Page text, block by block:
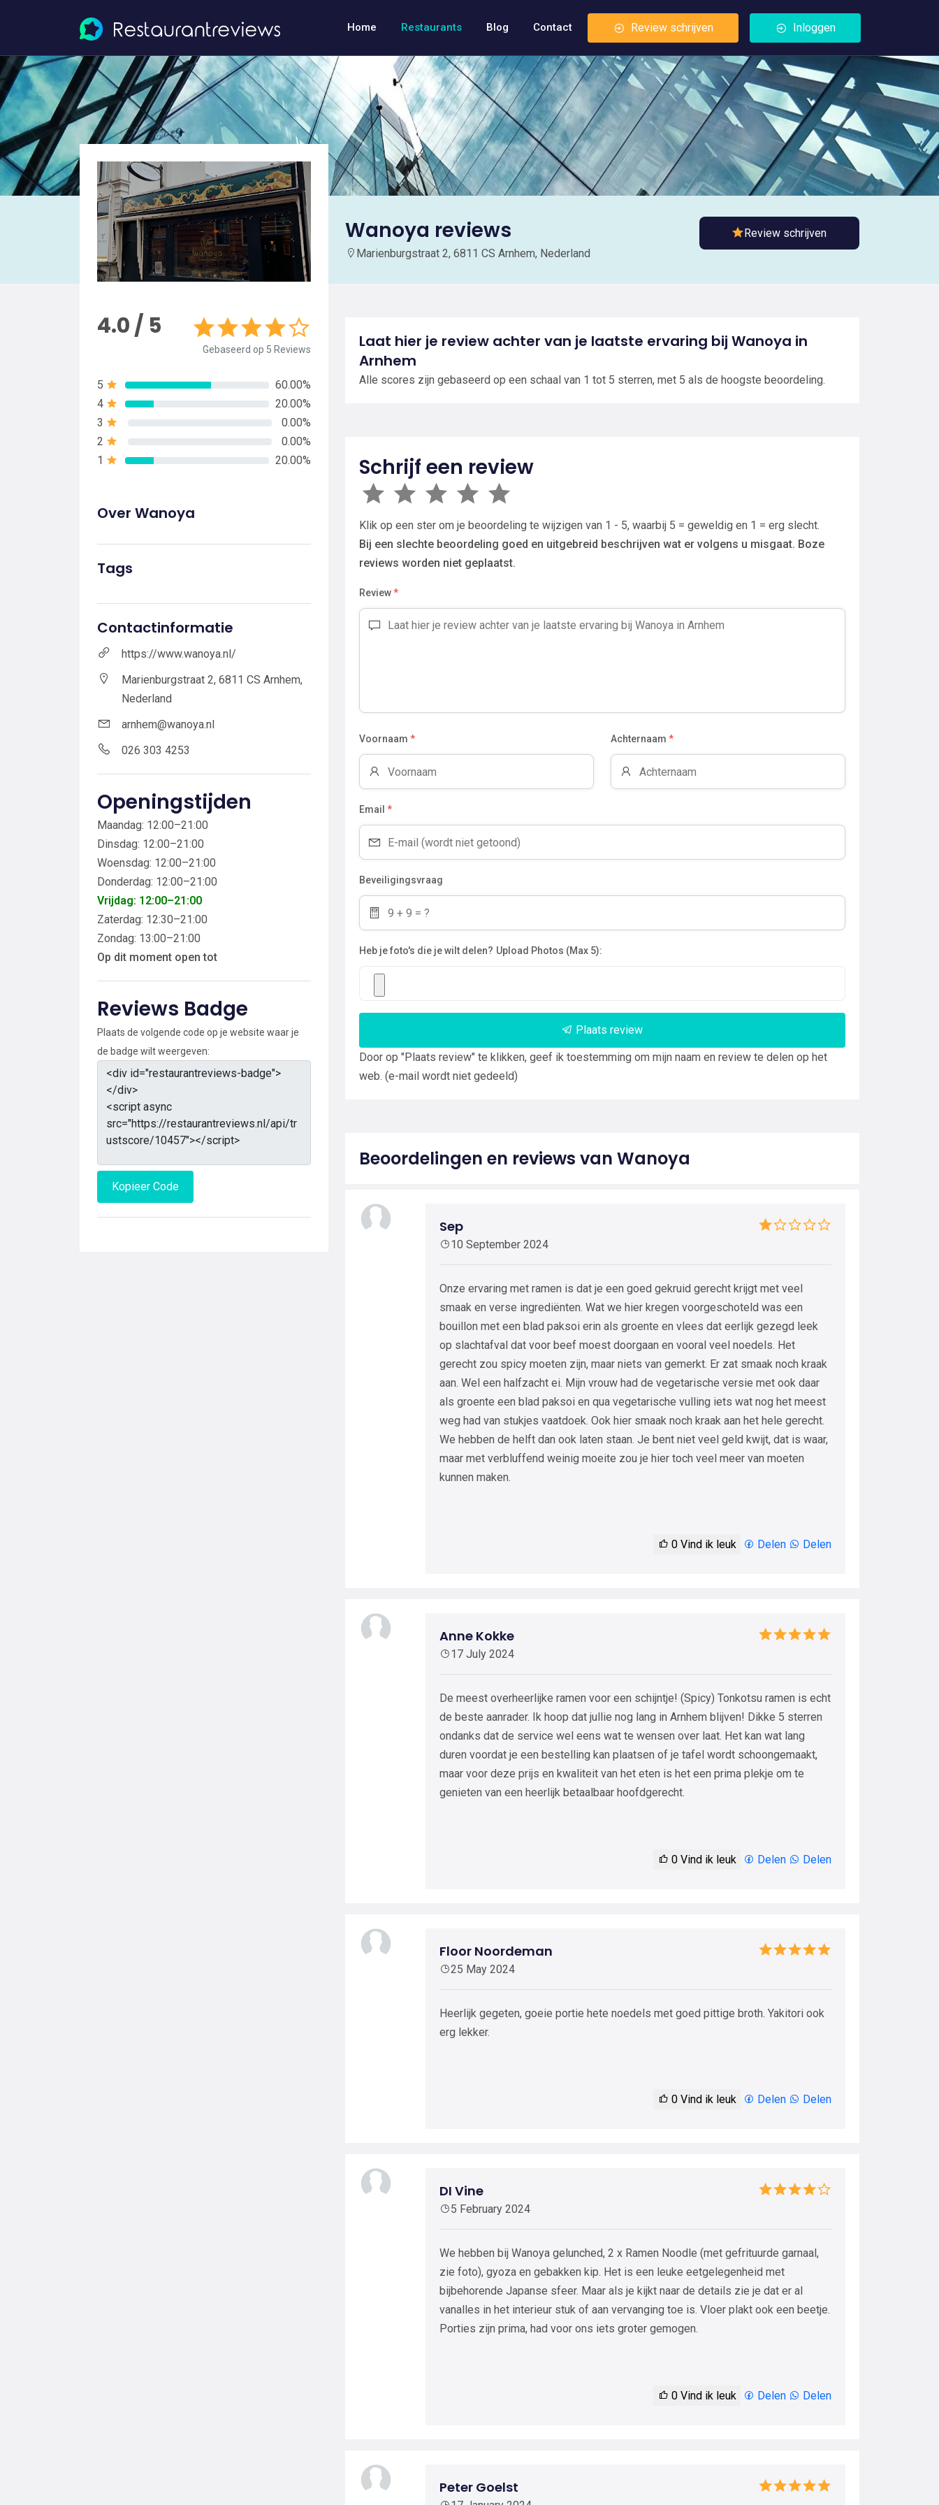
Home Restaurants Blog Contact Review schrijven Inloggen
Wanoya reviews
Marienburgstraat 2, 6811 CS Arnhem, Nederland
Review schrijven
4.0 / 5
Gebaseerd op 5 Reviews
5
60.00%
4
20.00%
3
0.00%
2
0.00%
1
20.00%
Over Wanoya
Tags
Contactinformatie
https://www.wanoya.nl/
Marienburgstraat 2, 6811 CS Arnhem,
Nederland
arnhem@wanoya.nl
026 303 4253
Openingstijden
Maandag: 12:00–21:00
Dinsdag: 12:00–21:00
Woensdag: 12:00–21:00
Donderdag: 12:00–21:00
Vrijdag: 12:00–21:00
Zaterdag: 12:30–21:00
Zondag: 13:00–21:00
Op dit moment open tot
Reviews Badge
Plaats de volgende code op je website waar je
de badge wilt weergeven:
Kopieer Code
Laat hier je review achter van je laatste ervaring bij Wanoya in
Arnhem
Alle scores zijn gebaseerd op een schaal van 1 tot 5 sterren, met 5 als de hoogste beoordeling.
Schrijf een review
Klik op een ster om je beoordeling te wijzigen van 1 - 5, waarbij 5 = geweldig en 1 = erg slecht.
Bij een slechte beoordeling goed en uitgebreid beschrijven wat er volgens u misgaat. Boze
reviews worden niet geplaatst.
Review*
Voornaam * Achternaam *
Email *
Beveiligingsvraag
Heb je foto's die je wilt delen? Upload Photos (Max 5):
Plaats review
Door op "Plaats review" te klikken, geef ik toestemming om mijn naam en review te delen op het
web. (e-mail wordt niet gedeeld)
Beoordelingen en reviews van Wanoya
Sep
10 September 2024
Onze ervaring met ramen is dat je een goed gekruid gerecht krijgt met veel
smaak en verse ingrediënten. Wat we hier kregen voorgeschoteld was een
bouillon met een blad paksoi erin als groente en vlees dat eerlijk gezegd leek
op slachtafval dat voor beef moest doorgaan en vooral veel noedels. Het
gerecht zou spicy moeten zijn, maar niets van gemerkt. Er zat smaak noch kraak
aan. Wel een halfzacht ei. Mijn vrouw had de vegetarische versie met ook daar
als groente een blad paksoi en qua vegetarische vulling iets wat nog het meest
weg had van stukjes vaatdoek. Ook hier smaak noch kraak aan het hele gerecht.
We hebben de helft dan ook laten staan. Je bent niet veel geld kwijt, dat is waar,
maar met verbluffend weinig moeite zou je hier toch veel meer van moeten
kunnen maken.
0 Vind ik leuk Delen Delen
Anne Kokke
17 July 2024
De meest overheerlijke ramen voor een schijntje! (Spicy) Tonkotsu ramen is echt
de beste aanrader. Ik hoop dat jullie nog lang in Arnhem blijven! Dikke 5 sterren
ondanks dat de service wel eens wat te wensen over laat. Het kan wat lang
duren voordat je een bestelling kan plaatsen of je tafel wordt schoongemaakt,
maar voor deze prijs en kwaliteit van het eten is het een prima plekje om te
genieten van een heerlijk betaalbaar hoofdgerecht.
0 Vind ik leuk Delen Delen
Floor Noordeman
25 May 2024
Heerlijk gegeten, goeie portie hete noedels met goed pittige broth. Yakitori ook
erg lekker.
0 Vind ik leuk Delen Delen
DI Vine
5 February 2024
We hebben bij Wanoya gelunched, 2 x Ramen Noodle (met gefrituurde garnaal,
zie foto), gyoza en gebakken kip. Het is een leuke eetgelegenheid met
bijbehorende Japanse sfeer. Maar als je kijkt naar de details zie je dat er al
vanalles in het interieur stuk of aan vervanging toe is. Vloer plakt ook een beetje.
Porties zijn prima, had voor ons iets groter gemogen.
0 Vind ik leuk Delen Delen
Peter Goelst